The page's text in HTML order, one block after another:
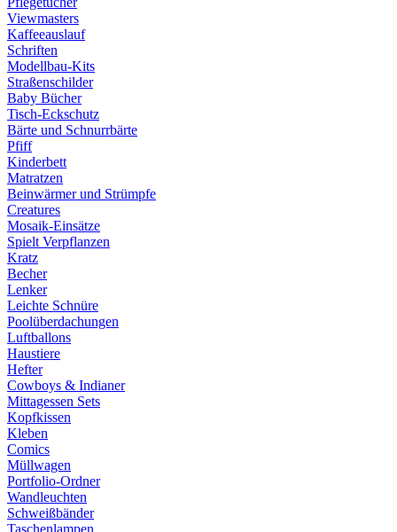
Viewmasters
Kaffeeauslauf
Schriften
Modellbau-Kits
Straßenschilder
Baby Bücher
Tisch-Eckschutz
Bärte und Schnurrbärte
Pfiff
Kinderbett
Matratzen
Beinwärmer und Strümpfe
Creatures
Mosaik-Einsätze
Spielt Verpflanzen
Kratz
Becher
Lenker
Leichte Schnüre
Poolüberdachungen
Luftballons
Haustiere
Hefter
Cowboys & Indianer
Mittagessen Sets
Kopfkissen
Kleben
Comics
Müllwagen
Portfolio-Ordner
Wandleuchten
Schweißbänder
Taschenlampen